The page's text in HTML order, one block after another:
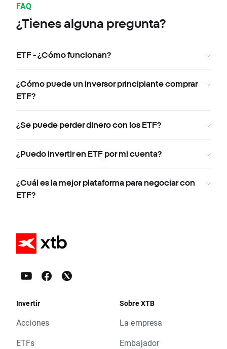
FAQ
¿Tienes alguna pregunta?
ETF - ¿Cómo funcionan?
¿Cómo puede un inversor principiante comprar
ETF?
¿Se puede perder dinero con los ETF?
¿Puedo invertir en ETF por mi cuenta?
¿Cuál es la mejor plataforma para negociar con
ETF?
Invertir
Acciones
ETFs
Sobre XTB
La empresa
Embajador